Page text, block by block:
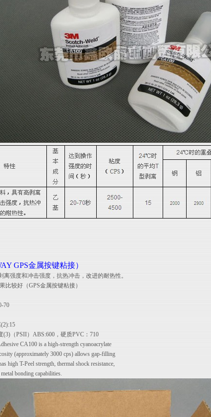
GPS金属按键粘接）
强度和冲击强度，抗热冲击，改进的耐热性。
比较好（GPS金属按键粘接）
70
(3)（PSII）ABS:600，硬质PVC：710
CA100 is a high-strength cyanoacrylate
(approximately 3000 cps) allows gap-filling
high T-Peel strength, thermal shock resistance,
bonding capabilities.